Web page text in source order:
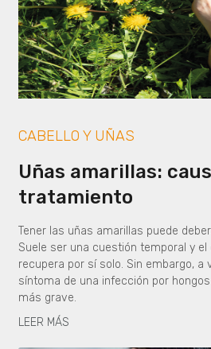
CABELLO Y UÑAS
Uñas amarillas:
tratamiento
Tener las uñas amarillas puede
Suele ser una cuestión temporal y
recupera por sí solo. Sin embargo, a
síntoma de una infección por
más grave.
LEER MÁS